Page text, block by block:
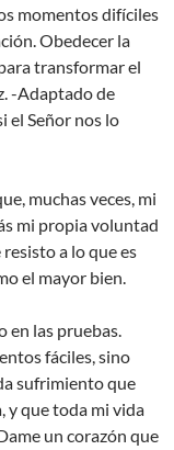
momentos difíciles
Obedecer la
transformar el
-Adaptado de
el Señor nos lo
muchas veces, mi
mi propia voluntad
a lo que es
el mayor bien.
en las pruebas.
fáciles, sino
sufrimiento que
y que toda mi vida
un corazón que